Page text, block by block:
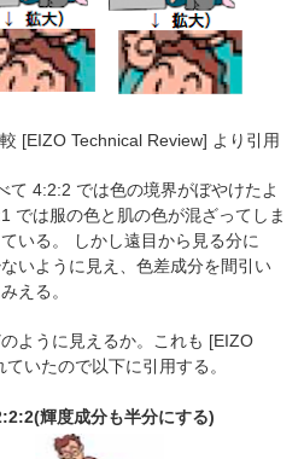
[EIZO Technical Review] より引用
て 4:2:2 では色の境界がぼやけたよ
では服の色と肌の色が混ざってしま
いる。 しかし遠目から見る分に
いように見え、色差成分を間引い
える。
ように見えるか。これも [EIZO
いたので以下に引用する。
輝度成分も半分にする)